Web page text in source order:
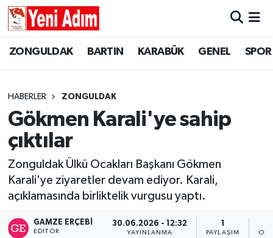
ZONGULDAK BARTIN KARABÜK GENEL SPOR
HABERLER ZONGULDAK
Gökmen Karali'ye sahip
çıktılar
Zonguldak Ülkü Ocakları Başkanı Gökmen
Karali'ye ziyaretler devam ediyor. Karali,
açıklamasında birliktelik vurgusu yaptı.
GAMZE ERÇEBI
EDITÖR
30.06.2026 - 12:32
YAYINLANMA PAYLAŞIM
ZONGULDAK
GÜNCEL
SİYASET
RESMİ İLAN
ZONGULDAK
GENEL
SPOR
SİYASET
SAĞLIK
Zonguldak Hava Durumu
Süper Lig Puan Durumu ve Fikstür
Tüm Manşetler
Son Dakika Haberleri
Haber Arşivi